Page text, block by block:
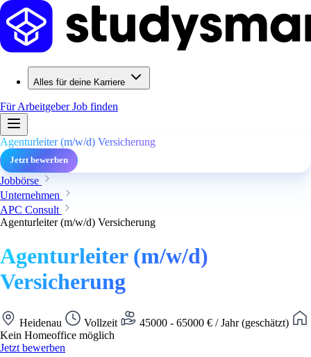
Alles für deine Karriere
Für ArbeitgeberJob finden
Agenturleiter (m/w/d) Versicherung
Jetzt bewerben
Jobbörse
Unternehmen
APC Consult
Agenturleiter (m/w/d) Versicherung
Agenturleiter (m/w/d)
Versicherung
Heidenau Vollzeit
45000 - 65000 € / Jahr (geschätzt)
Kein Homeoffice möglich
Jetzt bewerben